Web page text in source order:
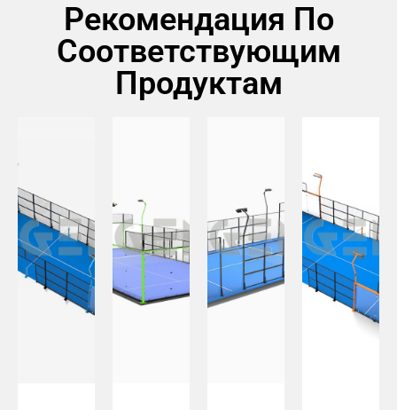
Рекомендация По
Соответствующим
Продуктам